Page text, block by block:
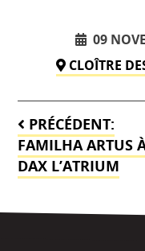
09
CLOÎTRE
Navigation
de
l’article
PRÉCÉDENT:
FAMILHA ARTUS
DAX L’ATRIUM